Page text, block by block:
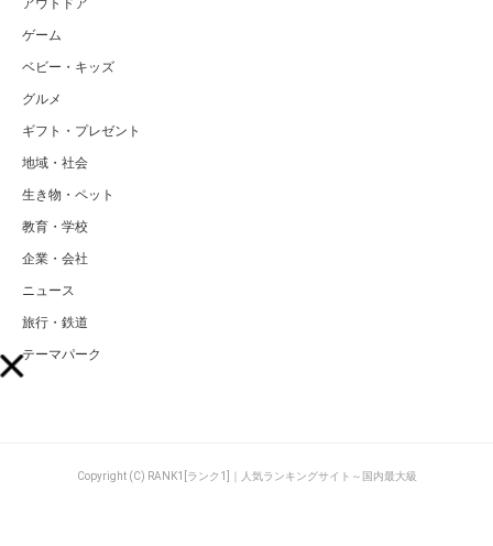
ゲーム
ベビー・キッズ
グルメ
ギフト・プレゼント
地域・社会
生き物・ペット
教育・学校
企業・会社
ニュース
旅行・鉄道
テーマパーク
Copyright (C) RANK1[ランク1]｜人気ランキングサイト～国内最大級